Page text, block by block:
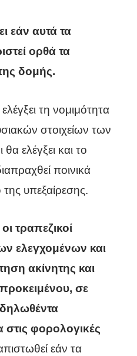
εάν αυτά τα
ορθά τα
δομής.
τη νομιμότητα
στοιχείων των
ελέγξει και το
ποινικά
υπεξαίρεσης.
τραπεζικοί
ελεγχομένων και
ακίνητης και
σε
στις φορολογικές
εάν τα